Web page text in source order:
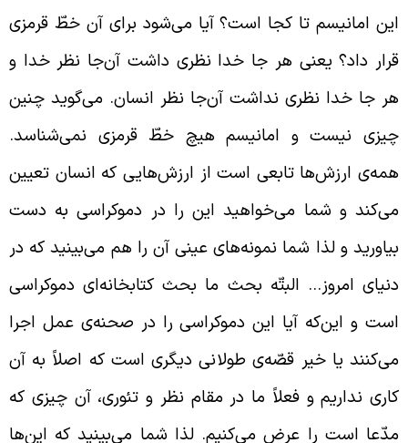
امانیسم تا کجا است؟ آیا می‌شود برای آن خطّ قرمزی
داد؟ یعنی هر جا خدا نظری داشت آن‌جا نظر خدا و
جا خدا نظری نداشت آن‌جا نظر انسان. می‌گوید چنین
نیست و امانیسم هیچ خطّ قرمزی نمی‌شناسد.
ارزش‌ها تابعی است از ارزش‌هایی که انسان تعیین
و شما می‌خواهید این را در دموکراسی به دست
و لذا شما نمونه‌های عینی آن را هم می‌بینید که در
امروز… البتّه بحث ما بحث کتابخانه‌ای دموکراسی
و این‌که آیا این دموکراسی را در صحنه‌ی عمل اجرا
یا خیر قصّه‌ی طولانی دیگری است که اصلاً به آن
نداریم و فعلاً ما در مقام نظر و تئوری، آن چیزی که
است را عرض می‌کنیم. لذا شما می‌بینید که این‌ها